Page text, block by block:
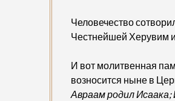
Человечество
Честнейшей Херувим
И вот молитвенная
возносится ныне в
Авраам родил Исаака;